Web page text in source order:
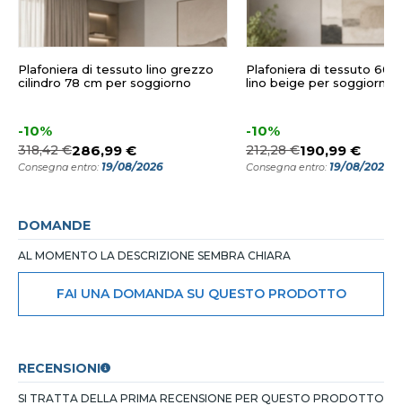
Plafoniera di tessuto lino grezzo
cilindro 78 cm per soggiorno
-10%
318,42 €286,99 €
Consegna entro: 19/08/2026
Plafoniera di tessuto
lino beige per soggiorno
-10%
212,28 €190,99 €
Consegna entro: 19/08/2026
DOMANDE
AL MOMENTO LA DESCRIZIONE SEMBRA CHIARA
FAI UNA DOMANDA SU QUESTO PRODOTTO
RECENSIONI
SI TRATTA DELLA PRIMA RECENSIONE PER QUESTO PRODOTTO